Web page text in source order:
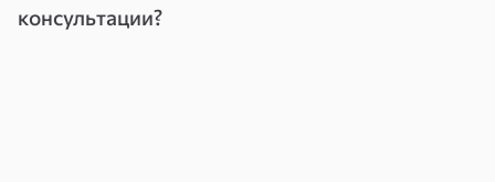
консультации?